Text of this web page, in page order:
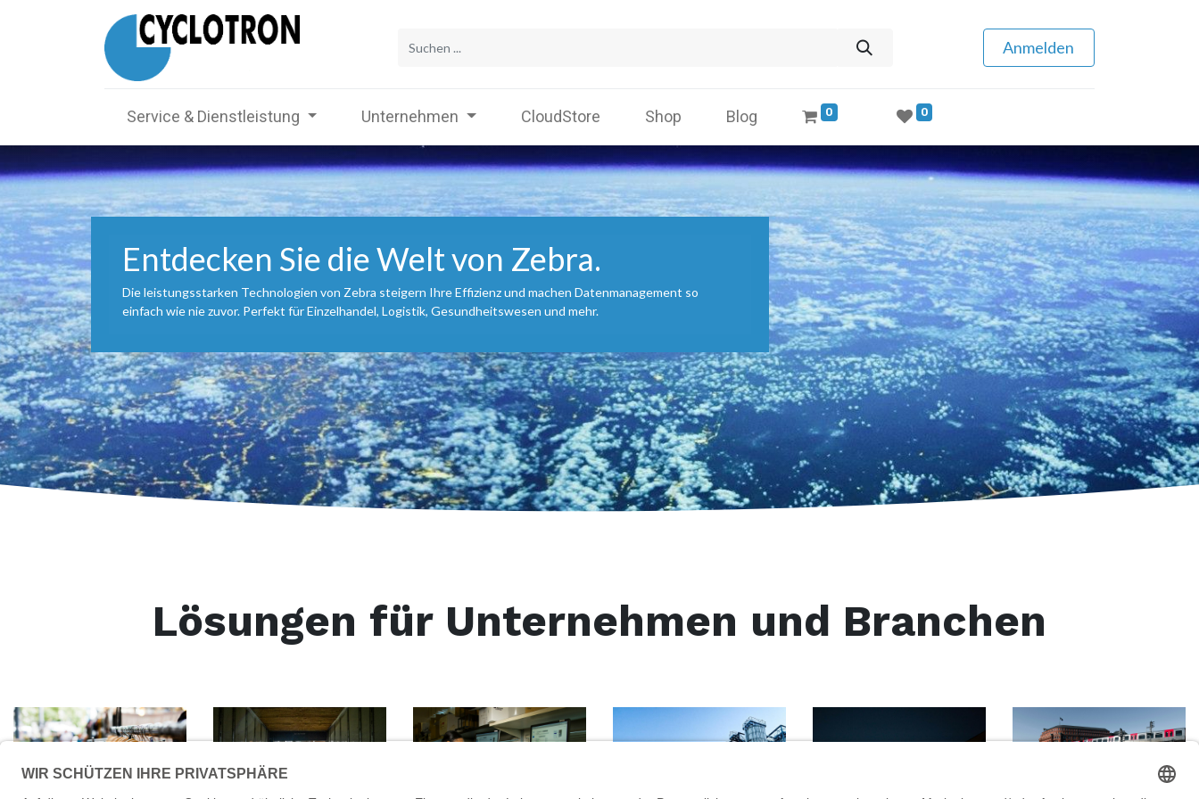
Anmelden
Service & Dienstleistung Unternehmen CloudStore Shop Blog 0 0
Entdecken Sie die Welt von Zebra.
Die leistungsstarken Technologien von Zebra steigern Ihre Effizienz und machen Datenmanagement so
einfach wie nie zuvor. Perfekt für Einzelhandel, Logistik, Gesundheitswesen und mehr.
Lösungen für Unternehmen und Branchen